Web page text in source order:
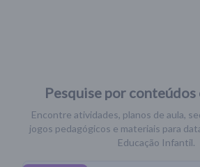
Pesquise por conteúdos
Encontre atividades, planos de aula,
jogos pedagógicos e materiais para
Educação Infantil.